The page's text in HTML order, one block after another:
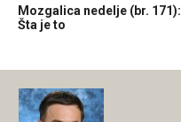
Mozgalica nedelje (br. 171):
Šta je to